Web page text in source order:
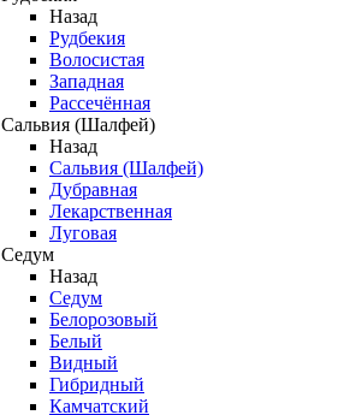
Назад
Рудбекия
Волосистая
Западная
Рассечённая
Сальвия (Шалфей)
Назад
Сальвия (Шалфей)
Дубравная
Лекарственная
Луговая
Седум
Назад
Седум
Белорозовый
Белый
Видный
Гибридный
Камчатский